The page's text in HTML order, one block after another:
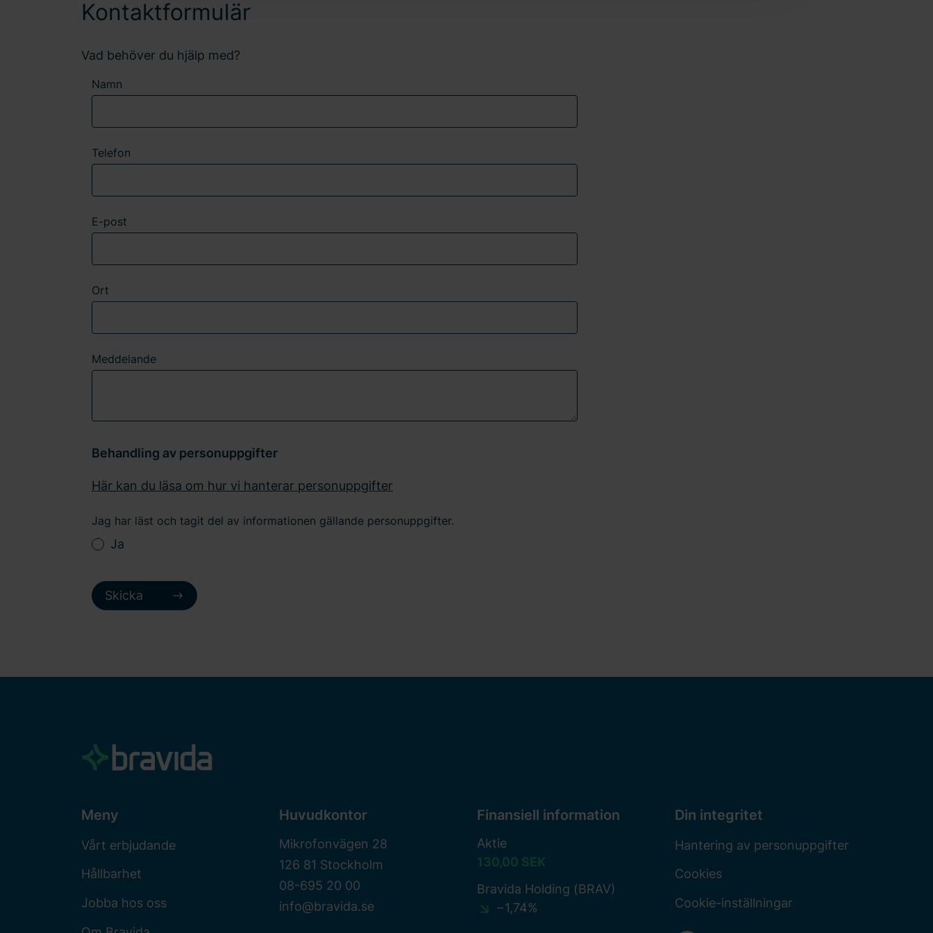
Kontaktformulär
Vad behöver du hjälp med?
Namn
Telefon
E-post
Ort
Meddelande
Behandling av personuppgifter
Här kan du läsa om hur vi hanterar personuppgifter
Jag har läst och tagit del av informationen gällande personuppgifter.
Ja
Skicka
Meny
Vårt erbjudande
Hållbarhet
Jobba hos oss
Huvudkontor
Mikrofonvägen 28
126 81 Stockholm
08-695 20 00
info@bravida.se
Finansiell information
Aktie
130,00 SEK
Bravida Holding (BRAV)
−1,74%
Din integritet
Hantering av personuppgifter
Cookies
Cookie-inställningar